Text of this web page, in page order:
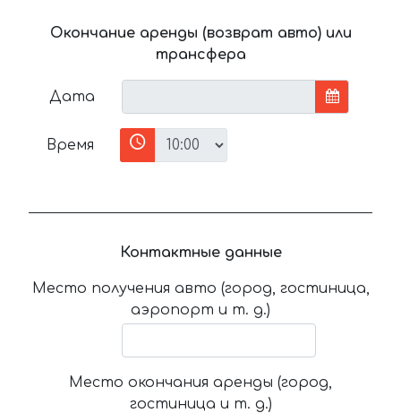
Окончание аренды (возврат авто) или
трансфера
Дата
Время
Контактные данные
Место получения авто (город, гостиница,
аэропорт и т. д.)
Место окончания аренды (город,
гостиница и т. д.)